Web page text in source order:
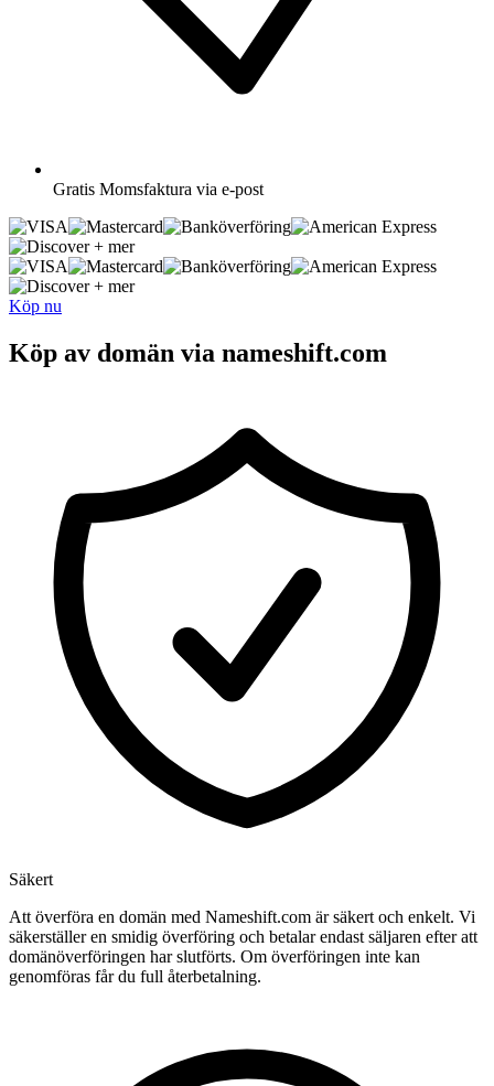
Gratis Momsfaktura via e-post
+ mer
+ mer
Köp nu
Köp av domän via nameshift.com
Säkert
Att överföra en domän med Nameshift.com är säkert och enkelt. Vi
säkerställer en smidig överföring och betalar endast säljaren efter att
domänöverföringen har slutförts. Om överföringen inte kan
genomföras får du full återbetalning.